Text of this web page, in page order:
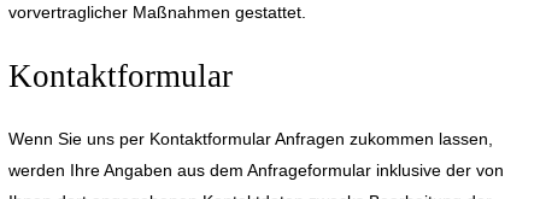
vorvertraglicher Maßnahmen gestattet.
Kontaktformular
Wenn Sie uns per Kontaktformular Anfragen zukommen lassen,
werden Ihre Angaben aus dem Anfrageformular inklusive der von